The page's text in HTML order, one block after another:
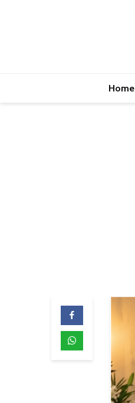
Home